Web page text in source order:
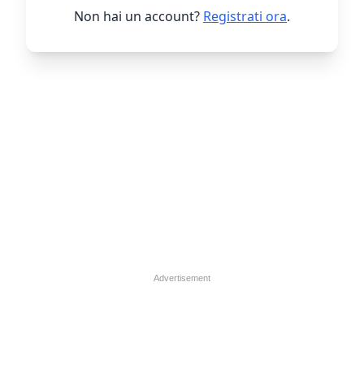
Non hai un account? Registrati ora.